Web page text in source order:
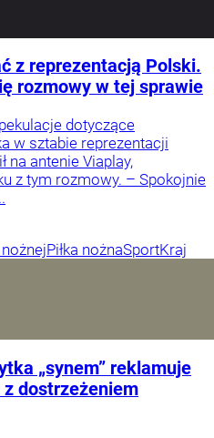
z reprezentacją Polski.
rozmowy w tej sprawie
dotyczące
w sztabie reprezentacji
na antenie Viaplay,
z tym rozmowy. – Spokojnie
Piłka nożnaSportKraj
„synem” reklamuje
z dostrzeżeniem